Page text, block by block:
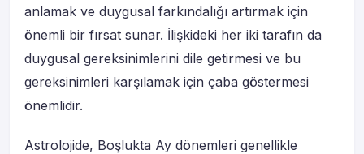
anlamak ve duygusal farkındalığı artırmak için
önemli bir fırsat sunar. İlişkideki her iki tarafın da
duygusal gereksinimlerini dile getirmesi ve bu
gereksinimleri karşılamak için çaba göstermesi
önemlidir.
Astrolojide, Boşlukta Ay dönemleri genellikle